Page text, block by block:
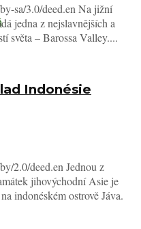
sa/3.0/deed.en Na jižní
jedna z nejslavnějších a
světa – Barossa Valley....
Indonésie
2.0/deed.en Jednou z
jihovýchodní Asie je
indonéském ostrově Jáva.